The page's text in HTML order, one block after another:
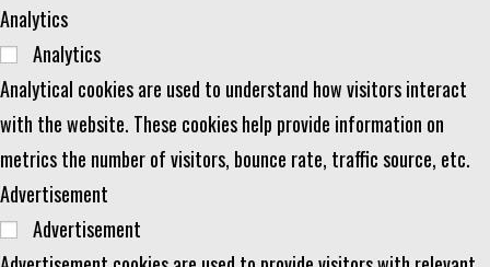
Analytics
Analytics
Analytical cookies are used to understand how visitors interact
with the website. These cookies help provide information on
metrics the number of visitors, bounce rate, traffic source, etc.
Advertisement
Advertisement